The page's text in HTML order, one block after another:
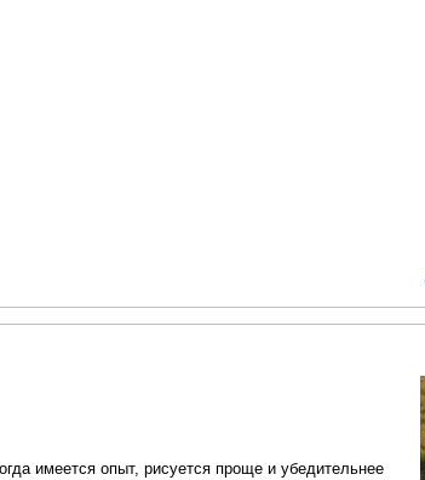
имеется опыт, рисуется проще и убедительнее